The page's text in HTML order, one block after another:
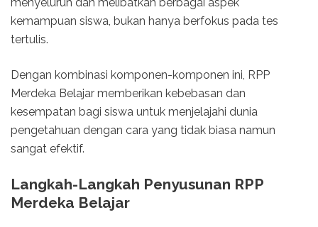
kemampuan siswa, bukan hanya berfokus pada tes
tertulis.
Dengan kombinasi komponen-komponen ini, RPP
Merdeka Belajar memberikan kebebasan dan
kesempatan bagi siswa untuk menjelajahi dunia
pengetahuan dengan cara yang tidak biasa namun
sangat efektif.
Langkah-Langkah Penyusunan RPP
Merdeka Belajar